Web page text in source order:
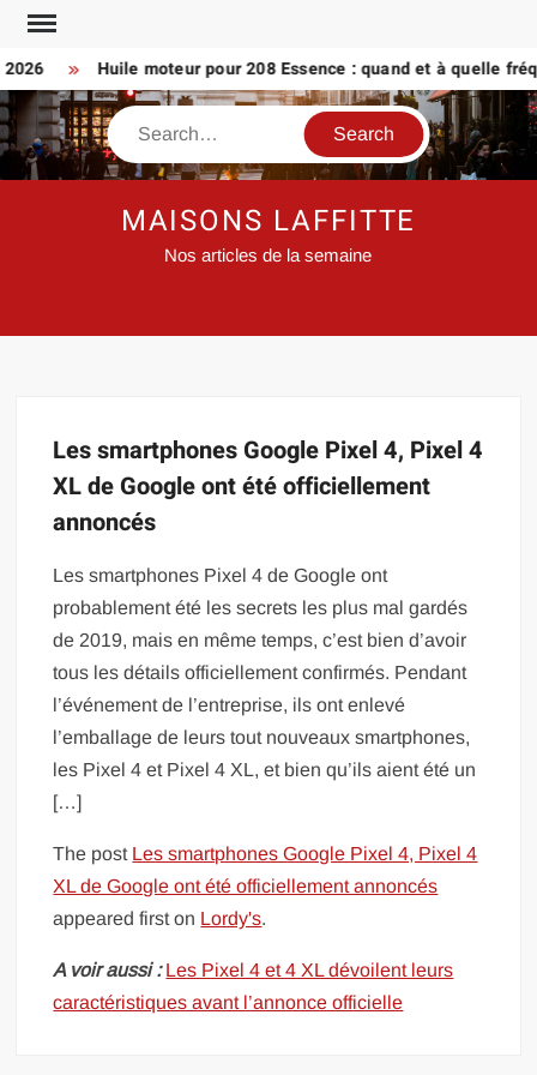
Skip
content
Huile moteur pour 208 Essence : quand et à quelle
Search
MAISONS LAFFITTE
Nos articles de la semaine
Les smartphones Google Pixel 4, Pixel 4
XL de Google ont été officiellement
annoncés
Les smartphones Pixel 4 de Google ont
probablement été les secrets les plus mal gardés
de 2019, mais en même temps, c’est bien d’avoir
tous les détails officiellement confirmés. Pendant
l’événement de l’entreprise, ils ont enlevé
l’emballage de leurs tout nouveaux smartphones,
les Pixel 4 et Pixel 4 XL, et bien qu’ils aient été un
[…]
The post Les smartphones Google Pixel 4, Pixel 4
XL de Google ont été officiellement annoncés
appeared first on Lordy's.
A voir aussi : Les Pixel 4 et 4 XL dévoilent leurs
caractéristiques avant l’annonce officielle